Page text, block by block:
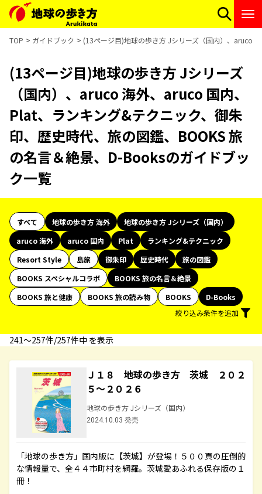
TOP ガイドブック (13ページ目)地球の歩き方 Jシリーズ（国内）、aruco
(13ページ目)地球の歩き方 Jシリーズ
（国内）、aruco 海外、aruco 国内、
Plat、ランキング&テクニック、御朱
印、歴史時代、旅の図鑑、BOOKS 旅
の名言＆絶景、D-Booksのガイドブッ
ク一覧
すべて 地球の歩き方 海外
地球の歩き方 Jシリーズ（国内）
aruco 海外
aruco 国内 Plat
ランキング&テクニック
Resort Style
島旅 御朱印 歴史時代
旅の図鑑
BOOKS スペシャルコラボ
BOOKS 旅の名言＆絶景
BOOKS 旅と健康
BOOKS 旅の読み物 BOOKS
D-Books
絞り込み条件を追加
241〜257件/257件中 を表示
Ｊ１８ 地球の歩き方 茨城 ２０２
５～２０２６
地球の歩き方 Jシリーズ（国内）
2024.10.03 発売
「地球の歩き方」国内版に【茨城】が登場！５００頁の圧倒的
な情報量で、全４４市町村を網羅。茨城愛あふれる保存版の１
冊！